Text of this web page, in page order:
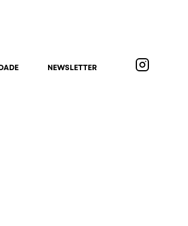
NEWSLETTER